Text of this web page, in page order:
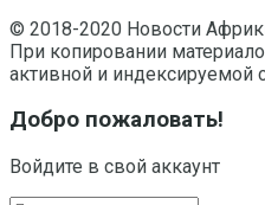
© 2018-2020 Новости
При копировании
активной и индексируемой
Добро пожаловать!
Войдите в свой аккаунт